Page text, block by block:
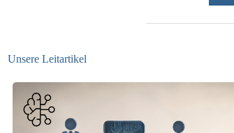
Unsere Leitartikel